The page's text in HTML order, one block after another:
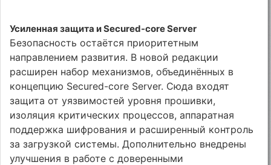
Усиленная защита и Secured-core Server
Безопасность остаётся приоритетным
направлением развития. В новой редакции
расширен набор механизмов, объединённых в
концепцию Secured-core Server. Сюда входят
защита от уязвимостей уровня прошивки,
изоляция критических процессов, аппаратная
поддержка шифрования и расширенный контроль
за загрузкой системы. Дополнительно внедрены
улучшения в работе с доверенными